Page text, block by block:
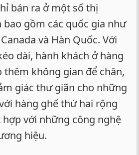
bán ra ở một số thị
gồm các quốc gia như
và Hàn Quốc. Với
dài, hành khách ở hàng
thêm không gian để chân,
giác thư giãn cho những
hàng ghế thứ hai rộng
với những công nghệ
hiệu.